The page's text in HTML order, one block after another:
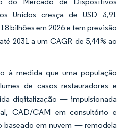
Unidos cresça de USD 3,91
bilhões em 2026 e tem previsão
2031 a um CAGR de 5,44% ao
à medida que uma população
de casos restauradores e
digitalização — impulsionada
CAD/CAM em consultório e
baseado em nuvem — remodela